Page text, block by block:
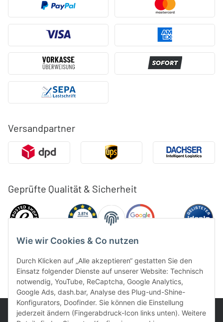
Wie wir Cookies & Co nutzen
Durch Klicken auf „Alle akzeptieren“ gestatten Sie den
Einsatz folgender Dienste auf unserer Website: Technisch
notwendig, YouTube, ReCaptcha, Google Analytics,
Google Ads, dash.bar, Analyse des Plug-und-Shine-
Konfigurators, Doofinder. Sie können die Einstellung
jederzeit ändern (Fingerabdruck-Icon links unten). Weitere
Versandpartner
Geprüfte Qualität & Sicherheit